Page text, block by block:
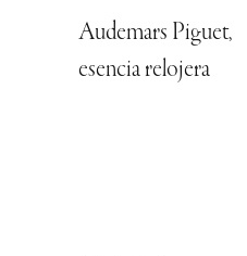
Audemars Piguet,
esencia relojera